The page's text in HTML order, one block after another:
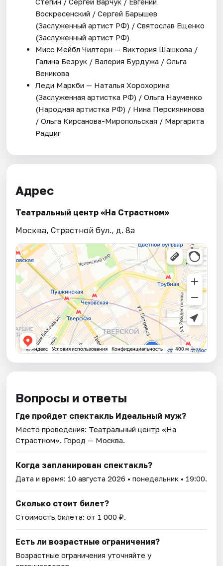
Воскресенский / Сергей Барышев
(Заслуженный артист РФ) / Святослав Ещенко
(Заслуженный артист РФ)
Мисс Мейбл Чилтерн — Виктория Шашкова /
Галина Безрук / Валерия Бурдужа / Ольга
Веникова
Леди Маркби — Наталья Хорохорина
(Заслуженная артистка РФ) / Ольга Науменко
(Народная артистка РФ) / Нина Персиянинова
/ Ольга Кирсанова-Миропольская / Маргарита
Радциг
Адрес
Театральный центр «На Страстном»
Москва, Страстной бул., д. 8а
Вопросы и ответы
Где пройдет спектакль Идеальный муж?
Место проведения: Театральный центр «На
Страстном». Город — Москва.
Когда запланирован спектакль?
Дата и время: 10 августа 2026 • понедельник • 19:00.
Сколько стоит билет?
Стоимость билета: от 1 000 ₽.
Есть ли возрастные ограничения?
Возрастные ограничения уточняйте у